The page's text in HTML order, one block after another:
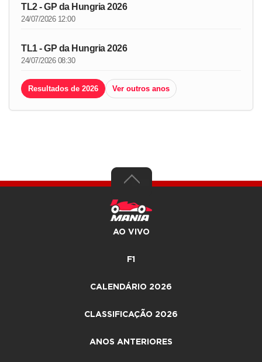
TL2 - GP da Hungria 2026
24/07/2026 12:00
TL1 - GP da Hungria 2026
24/07/2026 08:30
Resultados de 2026 Ver outros anos
AO VIVO
F1
CALENDÁRIO 2026
CLASSIFICAÇÃO 2026
ANOS ANTERIORES